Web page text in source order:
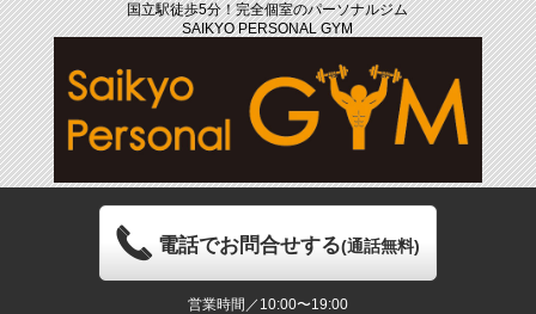
国立駅徒歩5分！完全個室のパーソナルジム
SAIKYO PERSONAL GYM
電話でお問合せする(通話無料)
営業時間／10:00〜19:00